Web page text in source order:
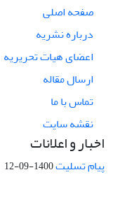
صفحه اصلی
درباره نشریه
اعضای هیات تحریریه
ارسال مقاله
تماس با ما
نقشه سایت
اخبار و اعلانات
پیام تسلیت1400-09-12